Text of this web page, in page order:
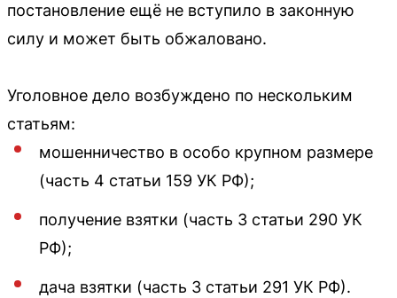
постановление ещё не вступило в законную
силу и может быть обжаловано.
Уголовное дело возбуждено по нескольким
статьям:
мошенничество в особо крупном размере
(часть 4 статьи 159 УК РФ);
получение взятки (часть 3 статьи 290 УК
РФ);
дача взятки (часть 3 статьи 291 УК РФ).